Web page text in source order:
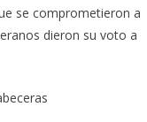
se comprometieron a
dieron su voto a